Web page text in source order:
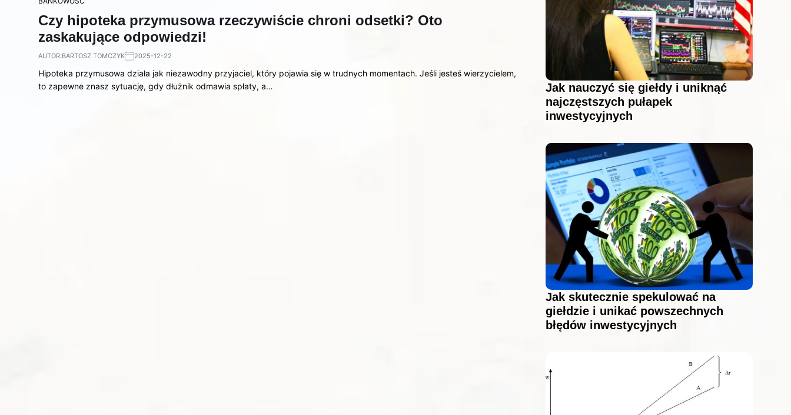
Czy hipoteka przymusowa rzeczywiście chroni odsetki? Oto
zaskakujące odpowiedzi!
AUTOR:BARTOSZ TOMCZYK 2025-12-22
Hipoteka przymusowa działa jak niezawodny przyjaciel, który pojawia się w trudnych momentach. Jeśli jesteś wierzycielem,
to zapewne znasz sytuację, gdy dłużnik odmawia spłaty, a…
Jak nauczyć się giełdy i uniknąć
najczęstszych pułapek
inwestycyjnych
Jak skutecznie spekulować na
giełdzie i unikać powszechnych
błędów inwestycyjnych